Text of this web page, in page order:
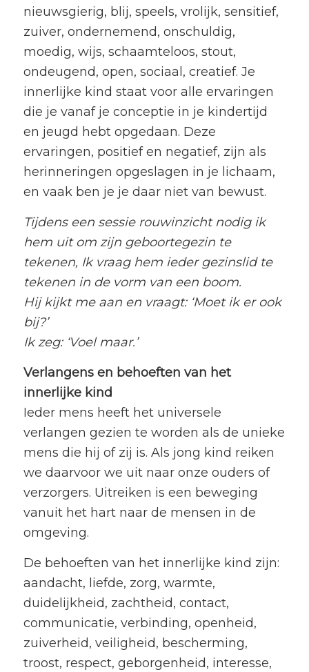
nieuwsgierig, blij, speels, vrolijk, sensitief,
zuiver, ondernemend, onschuldig,
moedig, wijs, schaamteloos, stout,
ondeugend, open, sociaal, creatief. Je
innerlijke kind staat voor alle ervaringen
die je vanaf je conceptie in je kindertijd
en jeugd hebt opgedaan. Deze
ervaringen, positief en negatief, zijn als
herinneringen opgeslagen in je lichaam,
en vaak ben je je daar niet van bewust.
Tijdens een sessie rouwinzicht nodig ik
hem uit om zijn geboortegezin te
tekenen, Ik vraag hem ieder gezinslid te
tekenen in de vorm van een boom.
Hij kijkt me aan en vraagt: ‘Moet ik er ook
bij?’
Ik zeg: ‘Voel maar.’
Verlangens en behoeften van het
innerlijke kind
Ieder mens heeft het universele
verlangen gezien te worden als de unieke
mens die hij of zij is. Als jong kind reiken
we daarvoor we uit naar onze ouders of
verzorgers. Uitreiken is een beweging
vanuit het hart naar de mensen in de
omgeving.
De behoeften van het innerlijke kind zijn:
aandacht, liefde, zorg, warmte,
duidelijkheid, zachtheid, contact,
communicatie, verbinding, openheid,
zuiverheid, veiligheid, bescherming,
troost, respect, geborgenheid, interesse,